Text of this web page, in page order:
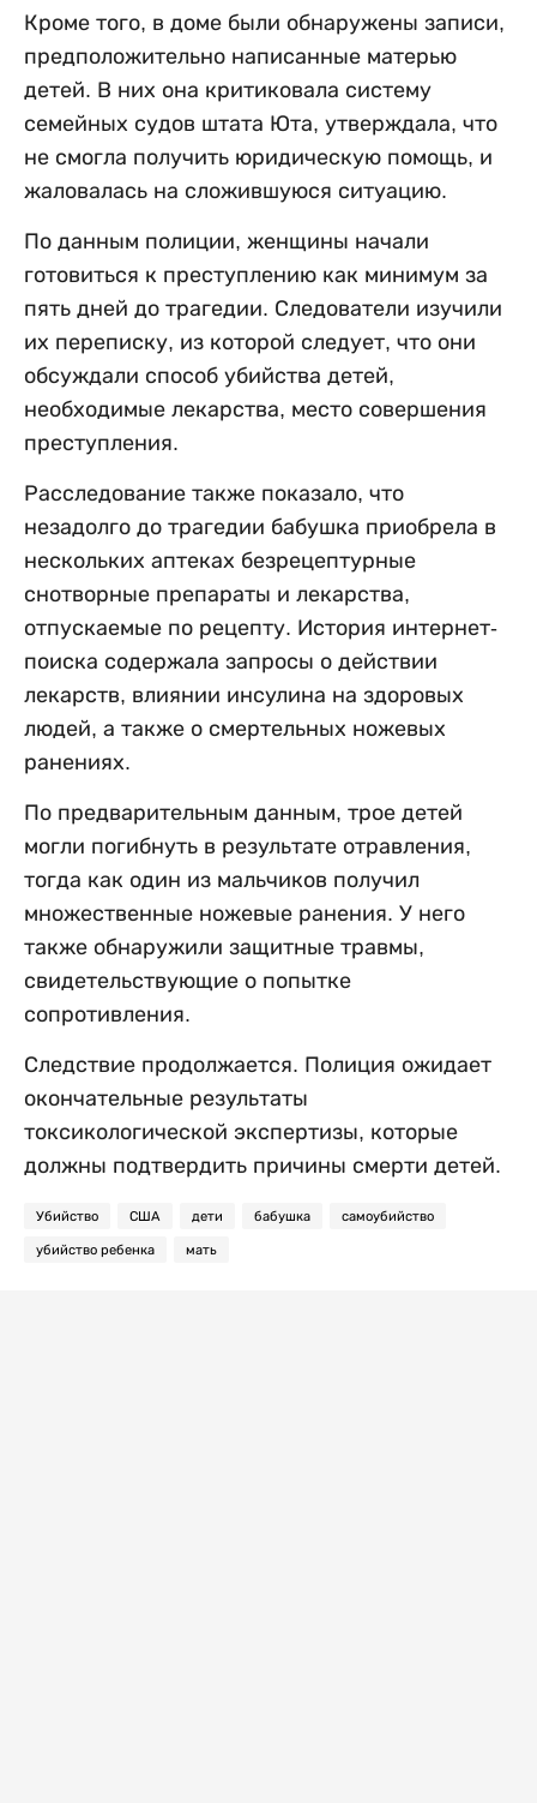
Кроме того, в доме были обнаружены записи,
предположительно написанные матерью
детей. В них она критиковала систему
семейных судов штата Юта, утверждала, что
не смогла получить юридическую помощь, и
жаловалась на сложившуюся ситуацию.
По данным полиции, женщины начали
готовиться к преступлению как минимум за
пять дней до трагедии. Следователи изучили
их переписку, из которой следует, что они
обсуждали способ убийства детей,
необходимые лекарства, место совершения
преступления.
Расследование также показало, что
незадолго до трагедии бабушка приобрела в
нескольких аптеках безрецептурные
снотворные препараты и лекарства,
отпускаемые по рецепту. История интернет-
поиска содержала запросы о действии
лекарств, влиянии инсулина на здоровых
людей, а также о смертельных ножевых
ранениях.
По предварительным данным, трое детей
могли погибнуть в результате отравления,
тогда как один из мальчиков получил
множественные ножевые ранения. У него
также обнаружили защитные травмы,
свидетельствующие о попытке
сопротивления.
Следствие продолжается. Полиция ожидает
окончательные результаты
токсикологической экспертизы, которые
должны подтвердить причины смерти детей.
Убийство США дети бабушка самоубийство
убийство ребенка мать